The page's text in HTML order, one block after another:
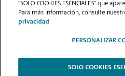
VER LA PÁGINA DE
2026.
"SOLO COOKIES ESENCIALES" que
Para más información, consulte
privacidad
PERSONALIZAR
SOLO COOKIES